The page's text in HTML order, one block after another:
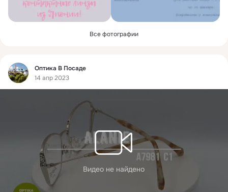
Все фотографии
Фид
Оптика В Посаде
14 апр 2023
Видео не найдено